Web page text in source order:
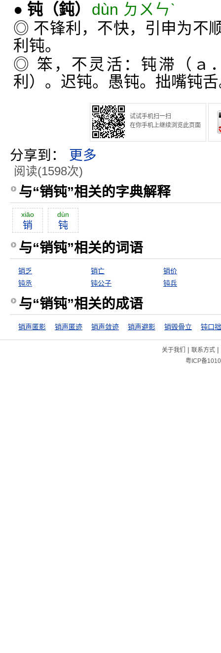
● 钝 （鈍）
dùn ㄉㄨㄣˋ
◎ 不锋利，不快，引申为不
利钝。
◎ 笨，不灵活：钝滞（ａ
利）。迟钝。愚钝。拙嘴钝
试试手机扫一扫
在你手机上继续浏览此页面
分享到： 更多
阅读(1598次)
与“销钝”相关的字典解释
xiāo
销
dùn
钝
与“销钝”相关的词语
销乏 销亡
销价
钝丞
钝公子 钝兵
与“销钝”相关的成语
销声匿影 销声匿迹 销声敛迹 销声避影 销毁骨立 钝口
关于我们 | 联系方式|
粤ICP备